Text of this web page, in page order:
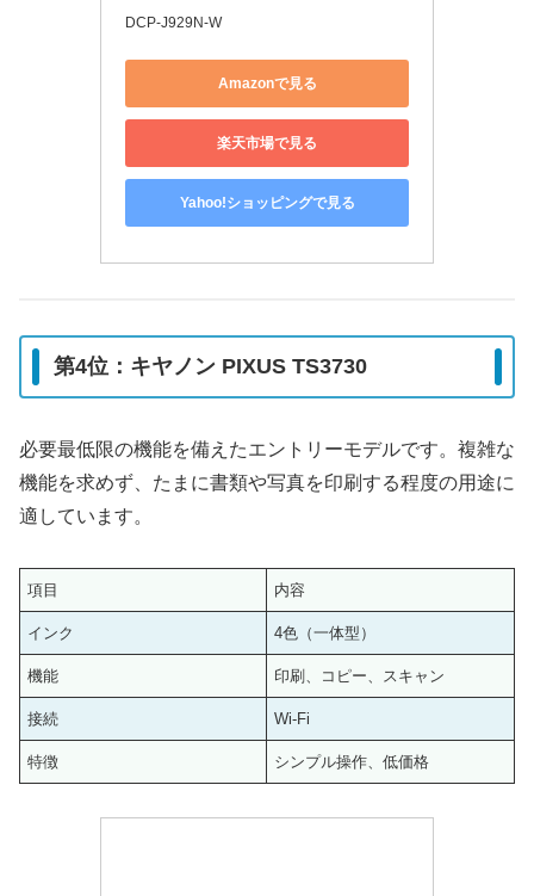
DCP-J929N-W
Amazonで見る
楽天市場で見る
Yahoo!ショッピングで見る
第4位：キヤノン PIXUS TS3730
必要最低限の機能を備えたエントリーモデルです。複雑な
機能を求めず、たまに書類や写真を印刷する程度の用途に
適しています。
項目 内容
インク 4色（一体型）
機能 印刷、コピー、スキャン
接続 Wi-Fi
特徴 シンプル操作、低価格